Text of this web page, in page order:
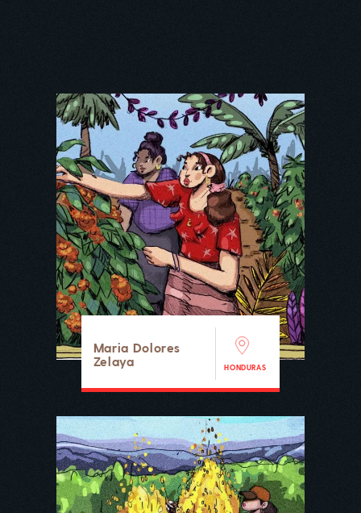
Maria Dolores
Zelaya
HONDURAS